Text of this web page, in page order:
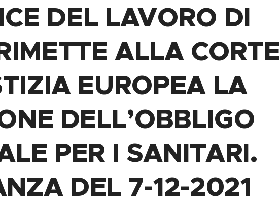
DEL LAVORO DI
ALLA CORTE
EUROPEA LA
DELL’OBBLIGO
PER I SANITARI.
DEL 7-12-2021